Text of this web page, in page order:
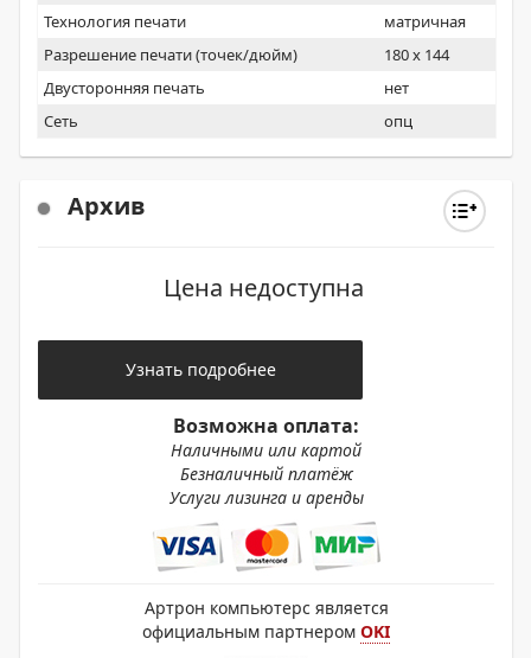
Технология печати
матричная
Разрешение печати (точек/дюйм)
180 x 144
Двусторонняя печать
нет
Сеть
опц
Архив
Цена недоступна
Узнать подробнее
Возможна оплата:
Наличными или картой
Безналичный платёж
Услуги лизинга и аренды
Артрон компьютерс является
официальным партнером OKI